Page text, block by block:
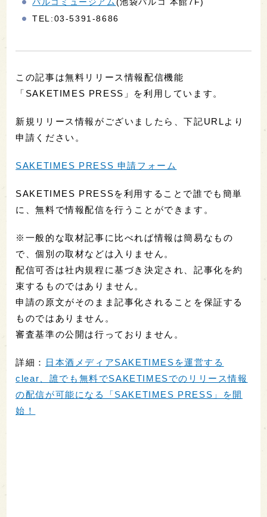
TEL:03-5391-8686
この記事は無料リリース情報配信機能
「SAKETIMES PRESS」を利用しています。
新規リリース情報がございましたら、下記URLより
申請ください。
SAKETIMES PRESS 申請フォーム
SAKETIMES PRESSを利用することで誰でも簡単
に、無料で情報配信を行うことができます。
※一般的な取材記事に比べれば情報は簡易なもの
で、個別の取材などは入りません。
配信可否は社内規程に基づき決定され、記事化を約
束するものではありません。
申請の原文がそのまま記事化されることを保証する
ものではありません。
審査基準の公開は行っておりません。
詳細： 日本酒メディアSAKETIMESを運営する
clear、誰でも無料でSAKETIMESでのリリース情報
の配信が可能になる「SAKETIMES PRESS」を開
始！